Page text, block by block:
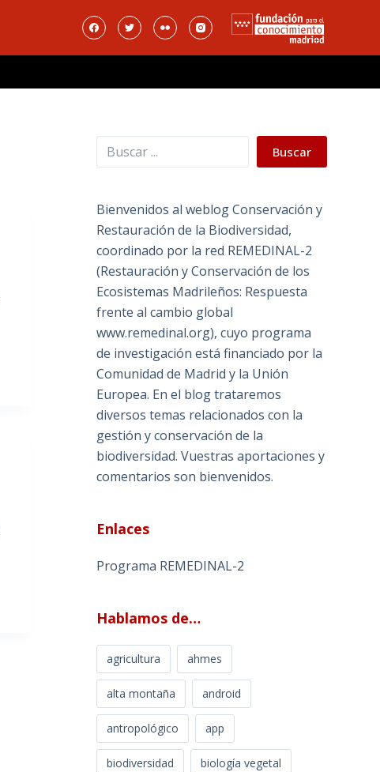
Buscar Buscar
Bienvenidos al weblog Conservación y
Restauración de la Biodiversidad,
coordinado por la red REMEDINAL-2
(Restauración y Conservación de los
Ecosistemas Madrileños: Respuesta
frente al cambio global
www.remedinal.org), cuyo programa
de investigación está financiado por la
Comunidad de Madrid y la Unión
Europea. En el blog trataremos
diversos temas relacionados con la
gestión y conservación de la
biodiversidad. Vuestras aportaciones y
comentarios son bienvenidos.
Enlaces
Programa REMEDINAL-2
Hablamos de…
agricultura ahmes
alta montaña android
antropológico app
biodiversidad biología vegetal